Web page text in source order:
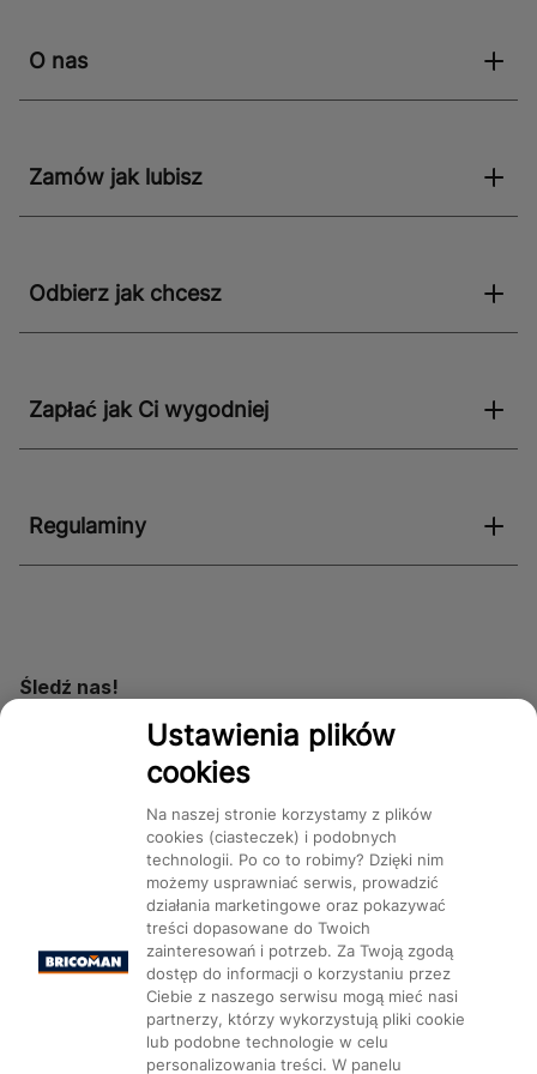
pozwala na łatwe dopasowanie do różnych stylów
wnętrzarskich, od skandynawskiego po industrialny.
Niezależnie od miejsca zastosowania, Twillwood grey
O nas
Zamów jak lubisz
Odbierz jak chcesz
Zapłać jak Ci wygodniej
Regulaminy
Śledź nas!
Dostępność
Kategorie Produkty Marki CMS
Ustawienia plików
cookies
Na naszej stronie korzystamy z plików
cookies (ciasteczek) i podobnych
technologii. Po co to robimy? Dzięki nim
możemy usprawniać serwis, prowadzić
działania marketingowe oraz pokazywać
treści dopasowane do Twoich
zainteresowań i potrzeb. Za Twoją zgodą
dostęp do informacji o korzystaniu przez
Ciebie z naszego serwisu mogą mieć nasi
partnerzy, którzy wykorzystują pliki cookie
lub podobne technologie w celu
personalizowania treści. W panelu